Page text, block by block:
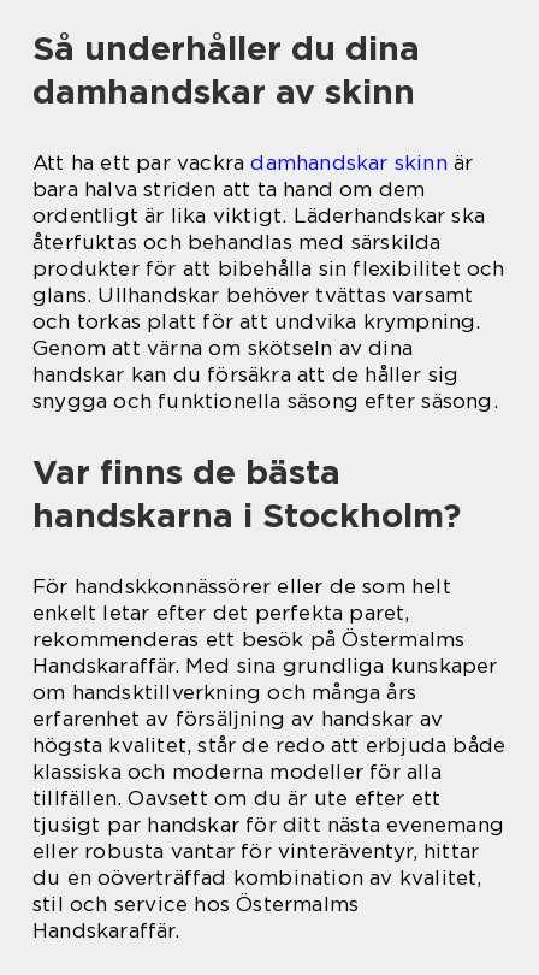
Så underhåller du dina
damhandskar av skinn
Att ha ett par vackradamhandskar skinn är
bara halva striden att ta hand om dem
ordentligt är lika viktigt. Läderhandskar ska
återfuktas och behandlas med särskilda
produkter för att bibehålla sin flexibilitet och
glans. Ullhandskar behöver tvättas varsamt
och torkas platt för att undvika krympning.
Genom att värna om skötseln av dina
handskar kan du försäkra att de håller sig
snygga och funktionella säsong efter säsong.
Var finns de bästa
handskarna i Stockholm?
För handskkonnässörer eller de som helt
enkelt letar efter det perfekta paret,
rekommenderas ett besök på Östermalms
Handskaraffär. Med sina grundliga kunskaper
om handsktillverkning och många års
erfarenhet av försäljning av handskar av
högsta kvalitet, står de redo att erbjuda både
klassiska och moderna modeller för alla
tillfällen. Oavsett om du är ute efter ett
tjusigt par handskar för ditt nästa evenemang
eller robusta vantar för vinteräventyr, hittar
du en oöverträffad kombination av kvalitet,
stil och service hos Östermalms
Handskaraffär.